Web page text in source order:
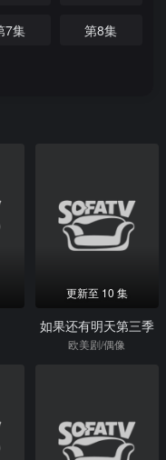
7集 第8集
更新至 10 集
如果还有明天第三季
欧美剧/偶像